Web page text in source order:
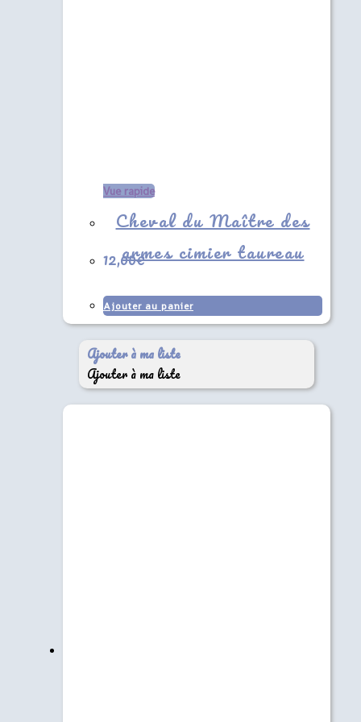
Vue rapide
Cheval du Maître des
armes cimier taureau
12,00€
Ajouter au panier
Ajouter à ma liste
Ajouter à ma liste